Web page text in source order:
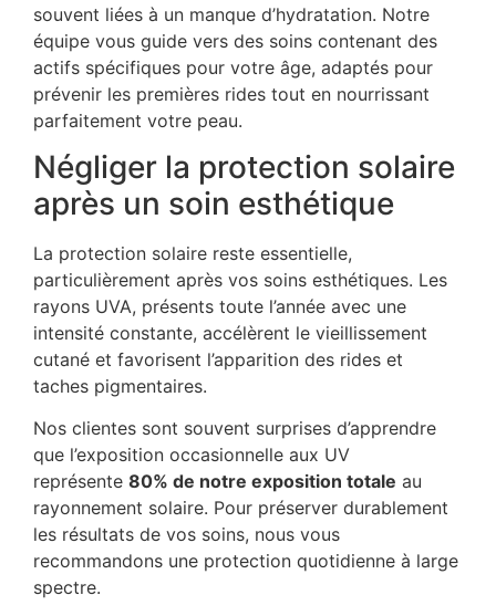
souvent liées à un manque d’hydratation. Notre
équipe vous guide vers des soins contenant des
actifs spécifiques pour votre âge, adaptés pour
prévenir les premières rides tout en nourrissant
parfaitement votre peau.
Négliger la protection solaire
après un soin esthétique
La protection solaire reste essentielle,
particulièrement après vos soins esthétiques. Les
rayons UVA, présents toute l’année avec une
intensité constante, accélèrent le vieillissement
cutané et favorisent l’apparition des rides et
taches pigmentaires.
Nos clientes sont souvent surprises d’apprendre
que l’exposition occasionnelle aux UV
représente 80% de notre exposition totale au
rayonnement solaire. Pour préserver durablement
les résultats de vos soins, nous vous
recommandons une protection quotidienne à large
spectre.